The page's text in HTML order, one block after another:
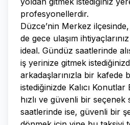
profesyonellerdir.
Düzce’nin Merkez
de gece ulaşım
ideal. Gündüz saatlerinde
iş yerinize gitmek
arkadaşlarınızla bir kafede
istediğinizde Kalıcı
hızlı ve güvenli bir
saatlerinde ise, güvenli bir